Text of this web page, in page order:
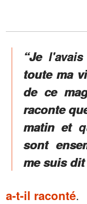
“Je
toute ma
de ce
raconte
matin et
sont
me suis dit
a-t-il raconté.